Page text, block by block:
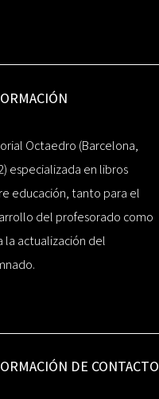
Octaedro (Barcelona,
especializada en libros
educación, tanto para el
del profesorado como
la actualización del
DE CONTACTO